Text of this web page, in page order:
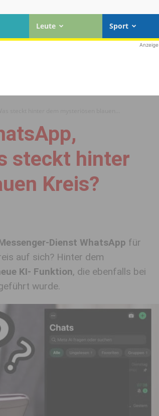
Leute Sport
Anzeige
steckt hinter
Kreis?
Dienst WhatsApp für
auf sich? Hinter dem
KI- Funktion, die ebenfalls bei
wurde.